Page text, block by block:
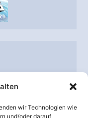
wir Technologien wie
und/oder darauf